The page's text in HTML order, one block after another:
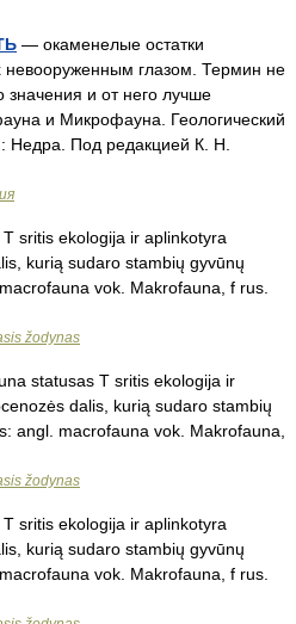
— окаменелые остатки
невооруженным глазом. Термин не
значения и от него лучше
и Микрофауна. Геологический
Недра. Под редакцией К. Н.
sritis ekologija ir aplinkotyra
kurią sudaro stambių gyvūnų
vok. Makrofauna, f rus.
žodynas
statusas T sritis ekologija ir
dalis, kurią sudaro stambių
angl. macrofauna vok. Makrofauna,
žodynas
sritis ekologija ir aplinkotyra
kurią sudaro stambių gyvūnų
vok. Makrofauna, f rus.